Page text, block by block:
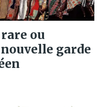
ou
garde